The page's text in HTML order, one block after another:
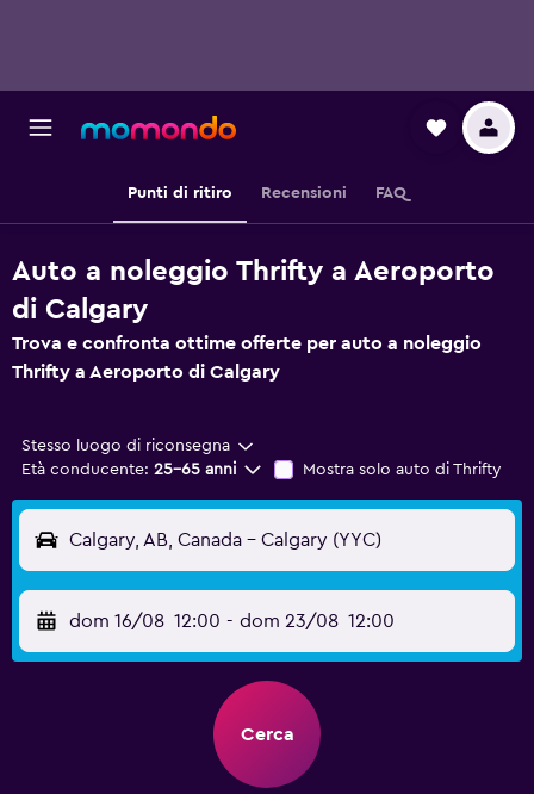
Punti di ritiro Recensioni FAQ
Auto a noleggio Thrifty a Aeroporto
di Calgary
Trova e confronta ottime offerte per auto a noleggio
Thrifty a Aeroporto di Calgary
Stesso luogo di riconsegna
Età conducente: 25-65 anni Mostra solo auto di Thrifty
Calgary, AB, Canada - Calgary (YYC)
dom 16/08 12:00 - dom 23/08 12:00
Cerca